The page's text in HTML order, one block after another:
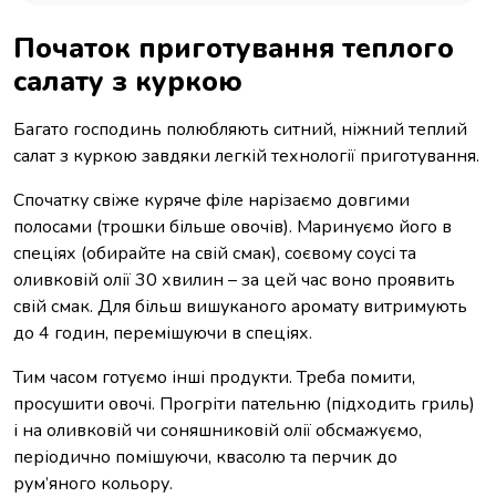
Початок приготування теплого
салату з куркою
Багато господинь полюбляють ситний, ніжний теплий
салат з куркою завдяки легкій технології приготування.
Спочатку свіже куряче філе нарізаємо довгими
полосами (трошки більше овочів). Маринуємо його в
спеціях (обирайте на свій смак), соєвому соусі та
оливковій олії 30 хвилин – за цей час воно проявить
свій смак. Для більш вишуканого аромату витримують
до 4 годин, перемішуючи в спеціях.
Тим часом готуємо інші продукти. Треба помити,
просушити овочі. Прогріти пательню (підходить гриль)
і на оливковій чи соняшниковій олії обсмажуємо,
періодично помішуючи, квасолю та перчик до
рум’яного кольору.